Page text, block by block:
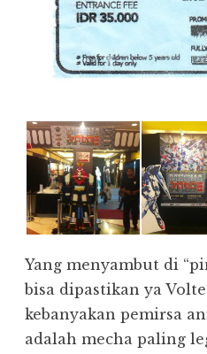
Yang menyambut di
bisa dipastikan ya
kebanyakan pemirsa
adalah mecha paling